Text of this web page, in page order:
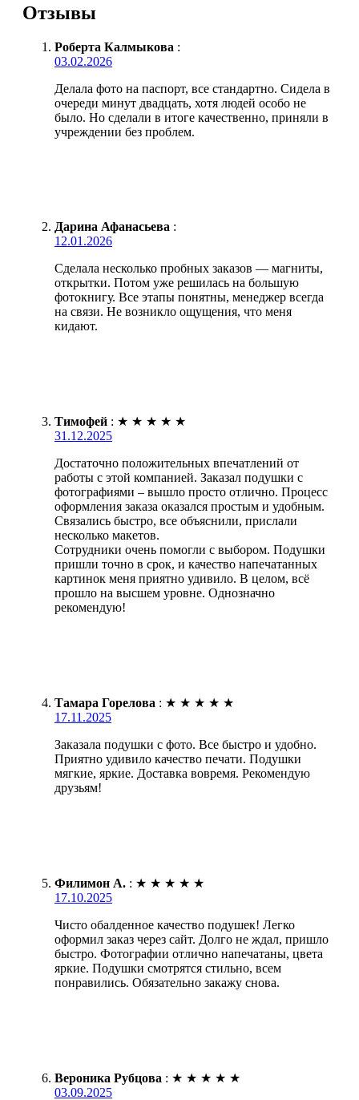
Отзывы
Роберта Калмыкова :
03.02.2026
Делала фото на паспорт, все стандартно. Сидела в
очереди минут двадцать, хотя людей особо не
было. Но сделали в итоге качественно, приняли в
учреждении без проблем.
Дарина Афанасьева :
12.01.2026
Сделала несколько пробных заказов — магниты,
открытки. Потом уже решилась на большую
фотокнигу. Все этапы понятны, менеджер всегда
на связи. Не возникло ощущения, что меня
кидают.
Тимофей : ★ ★ ★ ★ ★
31.12.2025
Достаточно положительных впечатлений от
работы с этой компанией. Заказал подушки с
фотографиями – вышло просто отлично. Процесс
оформления заказа оказался простым и удобным.
Связались быстро, все объяснили, прислали
несколько макетов.
Сотрудники очень помогли с выбором. Подушки
пришли точно в срок, и качество напечатанных
картинок меня приятно удивило. В целом, всё
прошло на высшем уровне. Однозначно
рекомендую!
Тамара Горелова : ★ ★ ★ ★ ★
17.11.2025
Заказала подушки с фото. Все быстро и удобно.
Приятно удивило качество печати. Подушки
мягкие, яркие. Доставка вовремя. Рекомендую
друзьям!
Филимон А. : ★ ★ ★ ★ ★
17.10.2025
Чисто обалденное качество подушек! Легко
оформил заказ через сайт. Долго не ждал, пришло
быстро. Фотографии отлично напечатаны, цвета
яркие. Подушки смотрятся стильно, всем
понравились. Обязательно закажу снова.
Вероника Рубцова : ★ ★ ★ ★ ★
03.09.2025